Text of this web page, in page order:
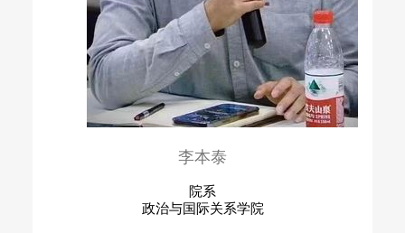
李本泰
院系
政治与国际关系学院